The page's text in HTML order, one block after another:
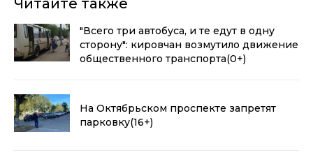
Читайте также
"Всего три автобуса, и те едут в одну
сторону": кировчан возмутило движение
общественного транспорта(0+)
На Октябрьском проспекте запретят
парковку(16+)